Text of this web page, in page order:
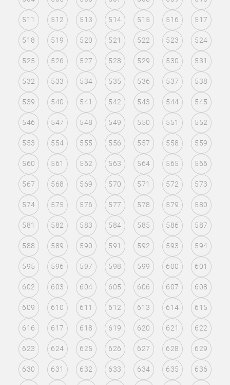
511 512 513 514 515 516 517
518 519 520 521 522 523 524
525 526 527 528 529 530 531
532 533 534 535 536 537 538
539 540 541 542 543 544 545
546 547 548 549 550 551 552
553 554 555 556 557 558 559
560 561 562 563 564 565 566
567 568 569 570 571 572 573
574 575 576 577 578 579 580
581 582 583 584 585 586 587
588 589 590 591 592 593 594
595 596 597 598 599 600 601
602 603 604 605 606 607 608
609 610 611 612 613 614 615
616 617 618 619 620 621 622
623 624 625 626 627 628 629
630 631 632 633 634 635 636